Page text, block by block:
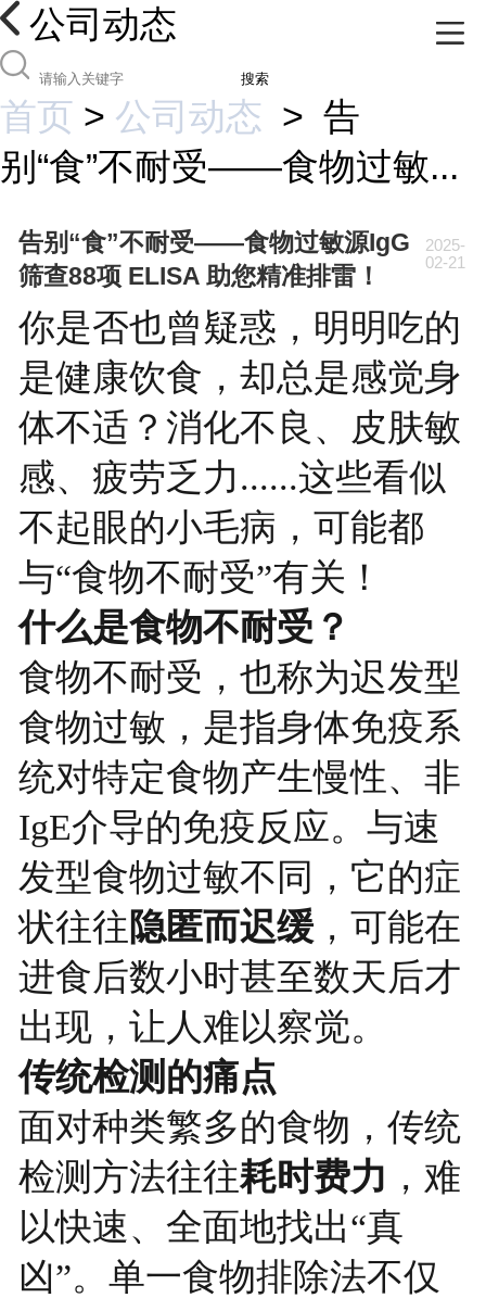
公司动态
搜索
首页 > 公司动态 > 告
别“食”不耐受——食物过敏...
告别“食”不耐受——食物过敏源IgG
筛查88项 ELISA 助您精准排雷！
2025-
02-21
你是否也曾疑惑，明明吃的
是健康饮食，却总是感觉身
体不适？消化不良、皮肤敏
感、疲劳乏力......这些看似
不起眼的小毛病，可能都
与“食物不耐受”有关！
什么是食物不耐受？
食物不耐受，也称为迟发型
食物过敏，是指身体免疫系
统对特定食物产生慢性、非
IgE介导的免疫反应。与速
发型食物过敏不同，它的症
状往往隐匿而迟缓，可能在
进食后数小时甚至数天后才
出现，让人难以察觉。
传统检测的痛点
面对种类繁多的食物，传统
检测方法往往耗时费力 ，难
以快速、全面地找出“真
凶”。单一食物排除法不仅